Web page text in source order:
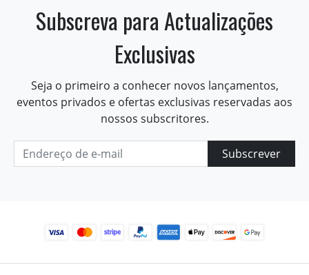
Subscreva para Actualizações
Exclusivas
Seja o primeiro a conhecer novos lançamentos,
eventos privados e ofertas exclusivas reservadas aos
nossos subscritores.
Subscrever